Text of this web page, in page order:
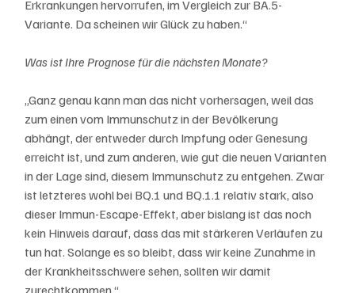
Erkrankungen hervorrufen, im Vergleich zur BA.5-
Variante. Da scheinen wir Glück zu haben.“
Was ist Ihre Prognose für die nächsten Monate?
„Ganz genau kann man das nicht vorhersagen, weil das
zum einen vom Immunschutz in der Bevölkerung
abhängt, der entweder durch Impfung oder Genesung
erreicht ist, und zum anderen, wie gut die neuen Varianten
in der Lage sind, diesem Immunschutz zu entgehen. Zwar
ist letzteres wohl bei BQ.1 und BQ.1.1 relativ stark, also
dieser Immun-Escape-Effekt, aber bislang ist das noch
kein Hinweis darauf, dass das mit stärkeren Verläufen zu
tun hat. Solange es so bleibt, dass wir keine Zunahme in
der Krankheitsschwere sehen, sollten wir damit